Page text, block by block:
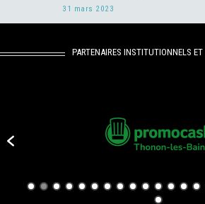
31 mars 2023
PARTENAIRES INSTITUTIONNELS